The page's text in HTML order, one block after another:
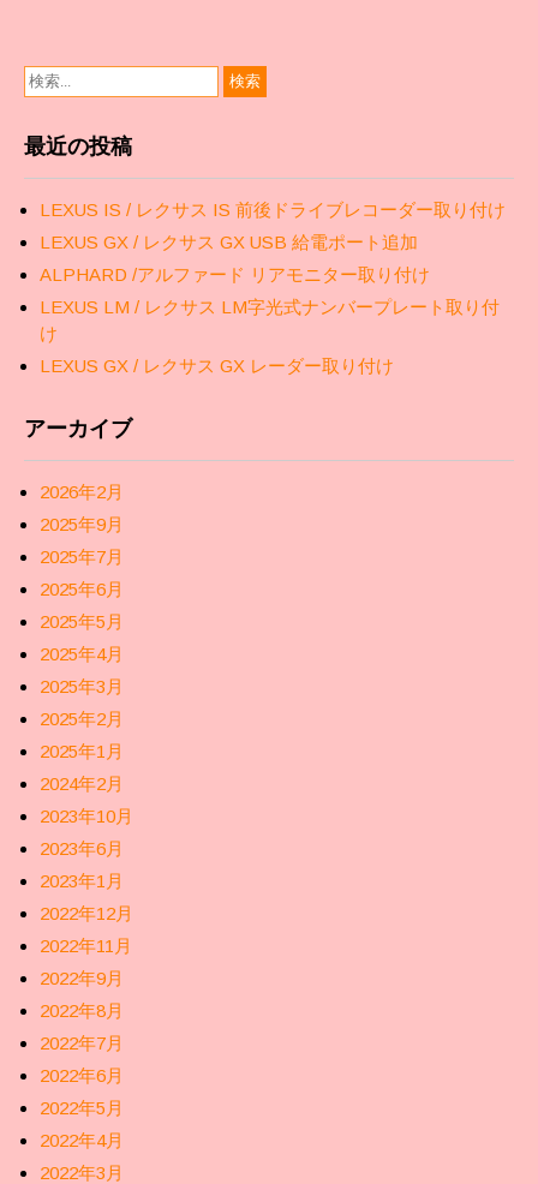
最近の投稿
LEXUS IS / レクサス IS 前後ドライブレコーダー取り付け
LEXUS GX / レクサス GX USB 給電ポート追加
ALPHARD /アルファード リアモニター取り付け
LEXUS LM / レクサス LM字光式ナンバープレート取り付
け
LEXUS GX / レクサス GX レーダー取り付け
アーカイブ
2026年2月
2025年9月
2025年7月
2025年6月
2025年5月
2025年4月
2025年3月
2025年2月
2025年1月
2024年2月
2023年10月
2023年6月
2023年1月
2022年12月
2022年11月
2022年9月
2022年8月
2022年7月
2022年6月
2022年5月
2022年4月
2022年3月